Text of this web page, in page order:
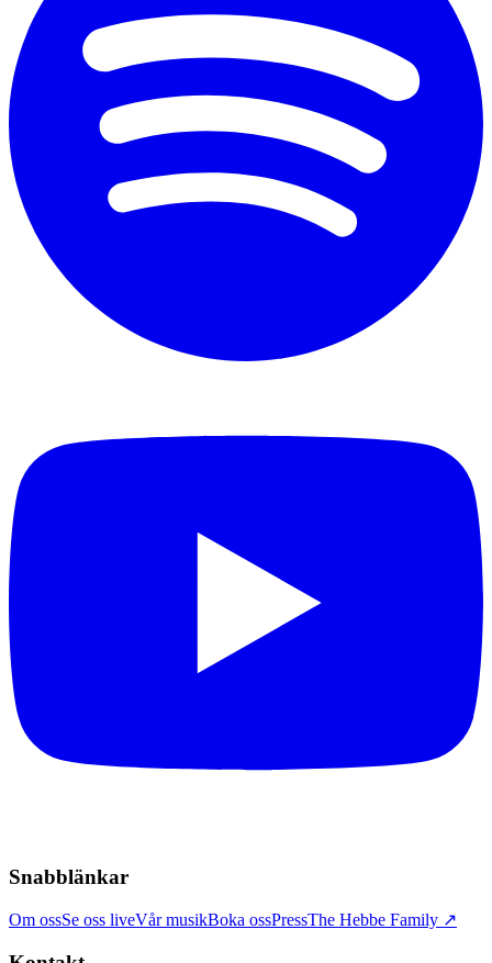
Snabblänkar
Om ossSe oss liveVår musikBoka ossPressThe Hebbe Family ↗